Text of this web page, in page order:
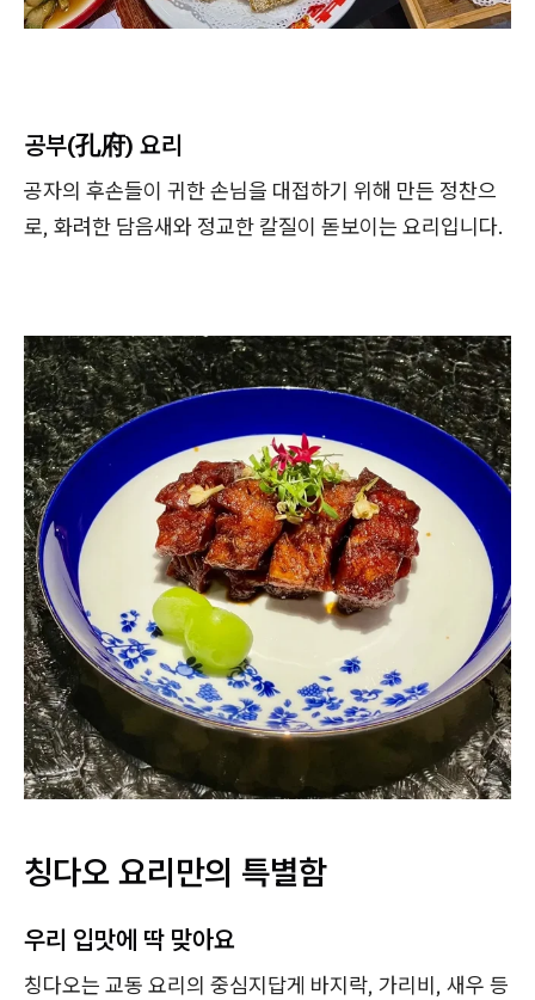
공부(孔府) 요리
공자의 후손들이 귀한 손님을 대접하기 위해 만든 정찬으
로, 화려한 담음새와 정교한 칼질이 돋보이는 요리입니다.
칭다오 요리만의 특별함
우리 입맛에 딱 맞아요
칭다오는 교동 요리의 중심지답게 바지락, 가리비, 새우 등